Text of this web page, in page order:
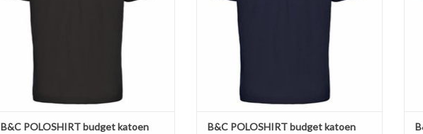
TOEVOEGEN AAN WINKELWAGEN
B&C POLOSHIRT budget katoen
TOEVOEGEN AAN WINKELWAGEN
B&C POLOSHIRT budget katoen